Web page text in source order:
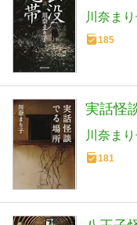
川奈ま
185
実話怪
川奈ま
181